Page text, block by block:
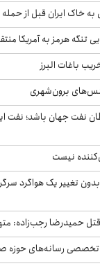
تنگه هرمز به آمریکا
باغات البرز
برون‌شهری
نفت جهان باشد؛ نفت
نیست
قتل حمیدرضا رجب‌زاده:
تخصصی رسانه‌های حوزه